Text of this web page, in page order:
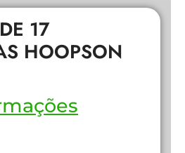
17
HOOPSON